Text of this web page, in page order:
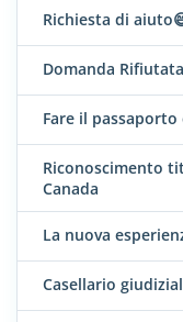
Richiesta di
Domanda
Fare il passaporto
Riconoscimento
Canada
La nuova
Casellario